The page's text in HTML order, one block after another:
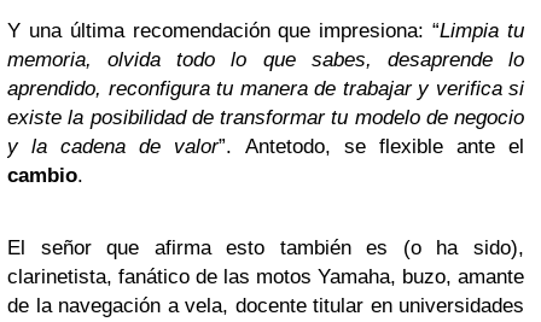
Y una última recomendación que impresiona: “Limpia tu
memoria, olvida todo lo que sabes, desaprende lo
aprendido, reconfigura tu manera de trabajar y verifica si
existe la posibilidad de transformar tu modelo de negocio
y la cadena de valor”. Antetodo, se flexible ante el
cambio.
El señor que afirma esto también es (o ha sido),
clarinetista, fanático de las motos Yamaha, buzo, amante
de la navegación a vela, docente titular en universidades